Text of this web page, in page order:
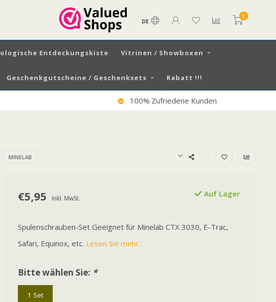
DE
0
Entdeckungskiste Vitrinen / Showboxen
Geschenkgutscheine / Geschenksets Rabatt !!!
100% Zufriedene Kunden
MINELAB
€5,95 Inkl. MwSt. Auf Lager
Spulenschrauben-Set Geeignet für Minelab CTX 3030, E-Trac,
Safari, Equinox, etc. Lesen Sie mehr..
Bitte wählen Sie: *
1 Set